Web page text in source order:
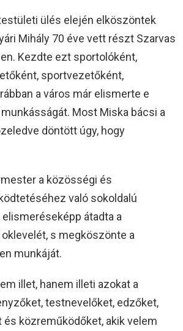
ülés elején elköszöntek
Mihály 70 éve vett részt Szarvas
Kezdte ezt sportolóként,
sportvezetőként,
a város már elismerte e
Most Miska bácsi a
döntött úgy, hogy
a közösségi és
való sokoldalú
átadta a
s megköszönte a
munkáját.
illet, hanem illeti azokat a
testnevelőket, edzőket,
közreműködőket, akik velem